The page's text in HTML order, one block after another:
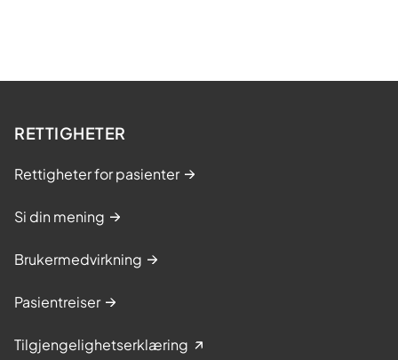
RETTIGHETER
Rettigheter for pasienter
Si din mening
Brukermedvirkning
Pasientreiser
Tilgjengelighetserklæring